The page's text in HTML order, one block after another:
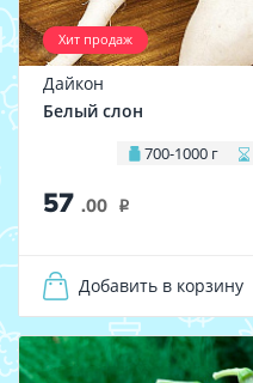
Хит продаж
Дайкон
Белый слон
700-1000 г
57 .00 i
Добавить в корзину